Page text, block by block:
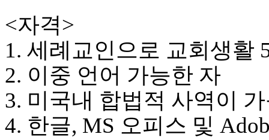
국
소
야
우
즐
성
비
아
탑-
<자격>
1. 세례교인으로 교회생활
2. 이중 언어 가능한 자
3. 미국내 합법적 사역이
4. 한글, MS 오피스 및